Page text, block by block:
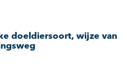
doeldiersoort, wijze van